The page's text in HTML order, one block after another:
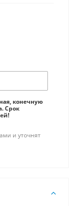
конечную
Срок
и уточнят